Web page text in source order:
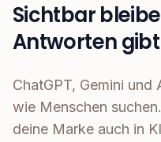
Sichtbar
Antworten gibt
ChatGPT, Gemini
wie Menschen
deine Marke auch in